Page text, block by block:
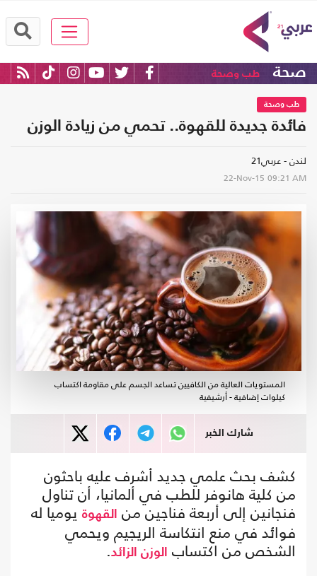
صحة طب وصحة
طب وصحة
فائدة جديدة للقهوة.. تحمي من زيادة الوزن
لندن - عربي21
22-Nov-15 09:21 AM
المستويات العالية من الكافيين تساعد الجسم على مقاومة اكتساب
كيلوات إضافية - أرشيفية
شارك الخبر
كشف بحث علمي جديد أشرف عليه باحثون
من كلية هانوفر للطب في ألمانيا، أن تناول
فنجانين إلى أربعة فناجين من القهوة يوميا له
فوائد في منع انتكاسة الريجيم ويحمي
الشخص من اكتساب الوزن الزائد.